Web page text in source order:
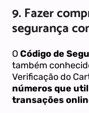
9. Fazer
segurança
OCódigo de
também
Verificação do
números que
transações